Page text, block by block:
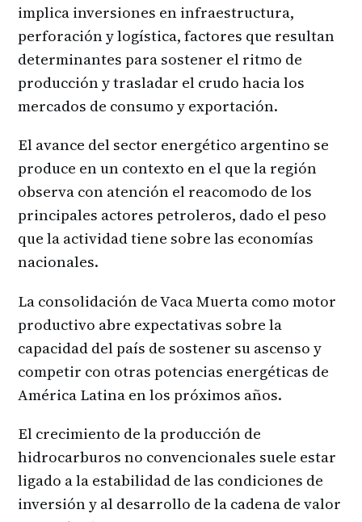
implica inversiones en infraestructura,
perforación y logística, factores que resultan
determinantes para sostener el ritmo de
producción y trasladar el crudo hacia los
mercados de consumo y exportación.
El avance del sector energético argentino se
produce en un contexto en el que la región
observa con atención el reacomodo de los
principales actores petroleros, dado el peso
que la actividad tiene sobre las economías
nacionales.
La consolidación de Vaca Muerta como motor
productivo abre expectativas sobre la
capacidad del país de sostener su ascenso y
competir con otras potencias energéticas de
América Latina en los próximos años.
El crecimiento de la producción de
hidrocarburos no convencionales suele estar
ligado a la estabilidad de las condiciones de
inversión y al desarrollo de la cadena de valor